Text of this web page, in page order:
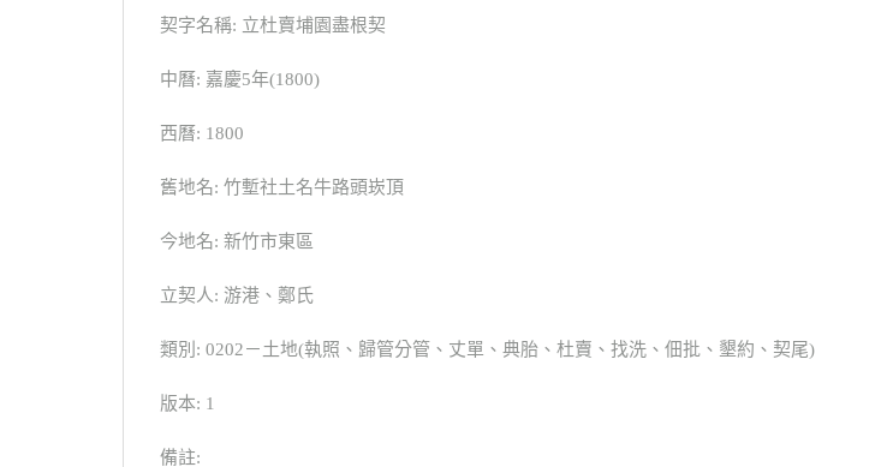
契字名稱: 立杜賣埔園盡根契
中曆: 嘉慶5年(1800)
西曆: 1800
舊地名: 竹塹社土名牛路頭崁頂
今地名: 新竹市東區
立契人: 游港、鄭氏
類別: 0202－土地(執照、歸管分管、丈單、典胎、杜賣、找洗、佃批、墾約、契尾)
版本: 1
備註: